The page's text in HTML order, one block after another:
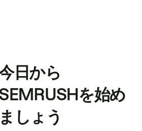
日から
を始め
ましょう